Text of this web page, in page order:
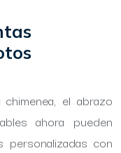
el abrazo
ahora pueden
personalizadas con